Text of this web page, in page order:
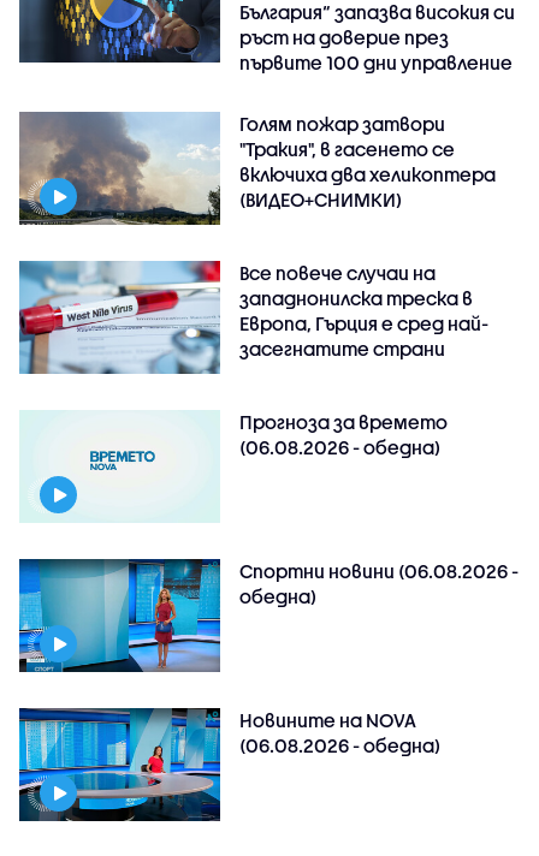
България“ запазва високия си
ръст на доверие през
първите 100 дни управление
Голям пожар затвори
"Тракия", в гасенето се
включиха два хеликоптера
(ВИДЕО+СНИМКИ)
Все повече случаи на
западнонилска треска в
Европа, Гърция е сред най-
засегнатите страни
Прогноза за времето
(06.08.2026 - обедна)
Спортни новини (06.08.2026 -
обедна)
Новините на NOVA
(06.08.2026 - обедна)